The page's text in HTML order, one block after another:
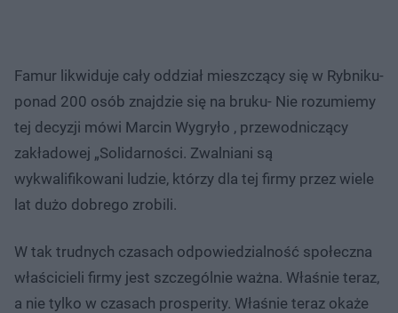
Famur likwiduje cały oddział mieszczący się w Rybniku-
ponad 200 osób znajdzie się na bruku- Nie rozumiemy
tej decyzji mówi Marcin Wygryło , przewodniczący
zakładowej „Solidarności. Zwalniani są
wykwalifikowani ludzie, którzy dla tej firmy przez wiele
lat dużo dobrego zrobili.
W tak trudnych czasach odpowiedzialność społeczna
właścicieli firmy jest szczególnie ważna. Właśnie teraz,
a nie tylko w czasach prosperity. Właśnie teraz okaże